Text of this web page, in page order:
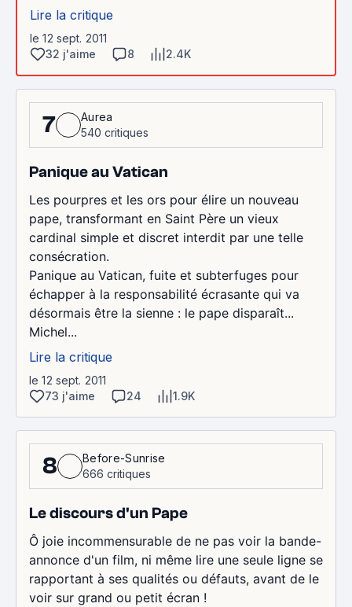
Lire la critique
le 12 sept. 2011
32 j'aime
8 2.4K
7
Aurea
540 critiques
Panique au Vatican
Les pourpres et les ors pour élire un nouveau
pape, transformant en Saint Père un vieux
cardinal simple et discret interdit par une telle
consécration.
Panique au Vatican, fuite et subterfuges pour
échapper à la responsabilité écrasante qui va
désormais être la sienne : le pape disparaît...
Michel...
Lire la critique
le 12 sept. 2011
73 j'aime
24 1.9K
8
Before-Sunrise
666 critiques
Le discours d'un Pape
Ô joie incommensurable de ne pas voir la bande-
annonce d'un film, ni même lire une seule ligne se
rapportant à ses qualités ou défauts, avant de le
voir sur grand ou petit écran !